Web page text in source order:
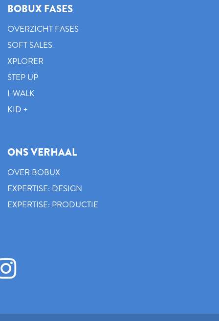
BOBUX FASES
OVERZICHT FASES
SOFT SALES
XPLORER
STEP UP
I-WALK
KID +
ONS VERHAAL
OVER BOBUX
EXPERTISE: DESIGN
EXPERTISE: PRODUCTIE